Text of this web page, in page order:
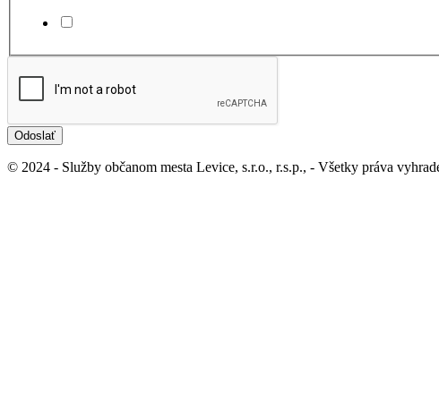
Odoslať
© 2024 - Služby občanom mesta Levice, s.r.o., r.s.p., - Všetky práva